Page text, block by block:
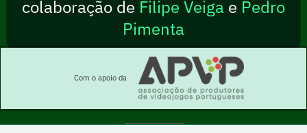
colaboração de Filipe Veiga e Pedro
Pimenta
Com o apoio da